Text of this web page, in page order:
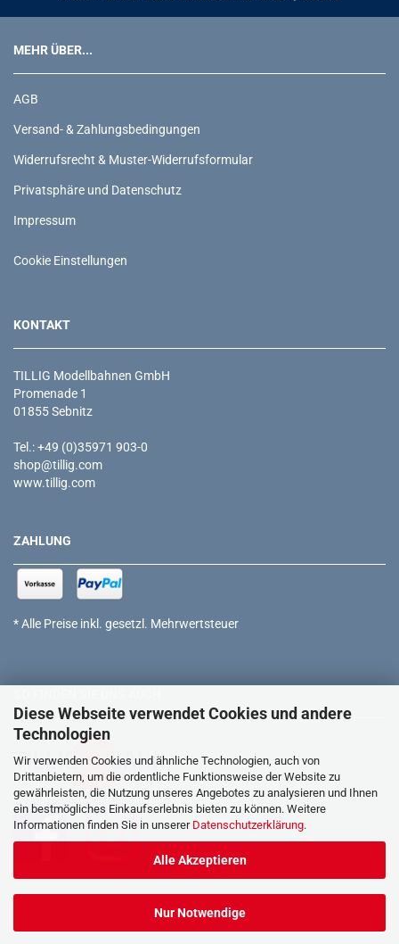
Diese Webseite verwendet Cookies und andere
Technologien
Wir verwenden Cookies und ähnliche Technologien, auch von
Drittanbietern, um die ordentliche Funktionsweise der Website zu
gewährleisten, die Nutzung unseres Angebotes zu analysieren und Ihnen
ein bestmögliches Einkaufserlebnis bieten zu können. Weitere
Informationen finden Sie in unserer Datenschutzerklärung.
Alle Akzeptieren
Nur Notwendige
MEHR ÜBER...
AGB
Versand- & Zahlungsbedingungen
Widerrufsrecht & Muster-Widerrufsformular
Privatsphäre und Datenschutz
Impressum
Cookie Einstellungen
KONTAKT
TILLIG Modellbahnen GmbH
Promenade 1
01855 Sebnitz
Tel.: +49 (0)35971 903-0
shop@tillig.com
www.tillig.com
ZAHLUNG
* Alle Preise inkl. gesetzl. Mehrwertsteuer